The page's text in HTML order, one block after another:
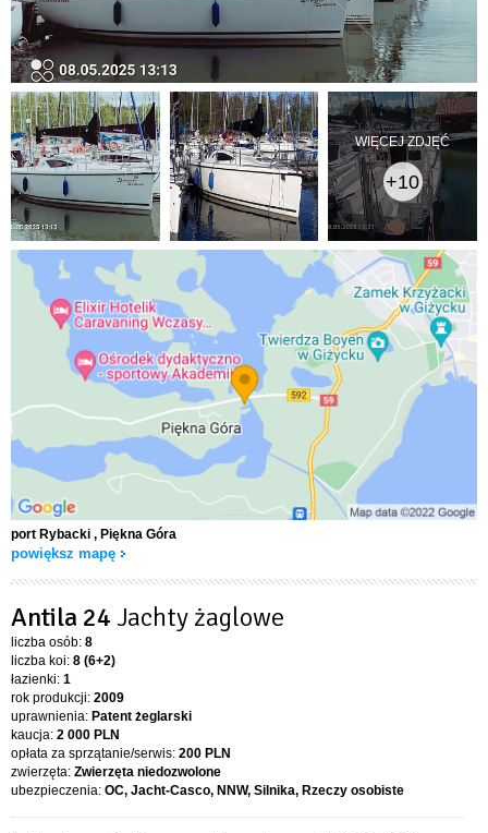
WIĘCEJ ZDJĘĆ
+10
port Rybacki , Piękna Góra
powiększ mapę
Antila 24 Jachty żaglowe
liczba osób: 8
liczba koi: 8 (6+2)
łazienki: 1
rok produkcji: 2009
uprawnienia: Patent żeglarski
kaucja: 2 000 PLN
opłata za sprzątanie/serwis: 200 PLN
zwierzęta: Zwierzęta niedozwolone
ubezpieczenia: OC, Jacht-Casco, NNW, Silnika, Rzeczy osobiste